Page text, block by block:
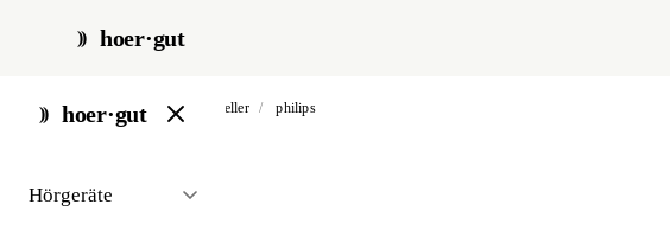
hoer·gut
hoer·gut
Hörgeräte
start / hörgeräte / hersteller / philips